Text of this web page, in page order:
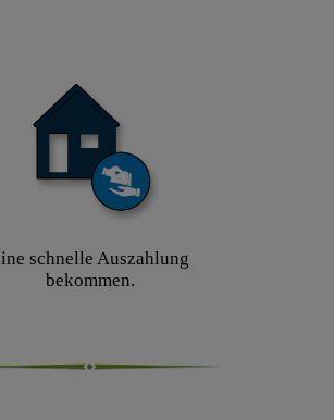
schnelle Auszahlung
bekommen.